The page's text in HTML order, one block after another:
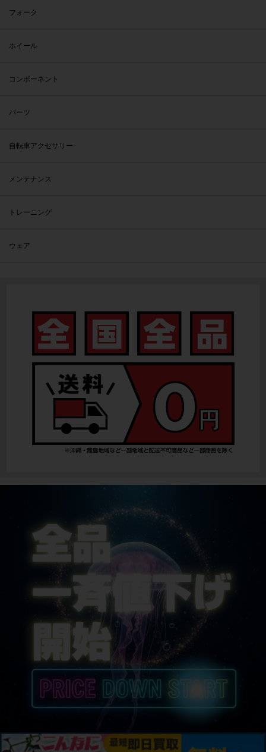
フォーク
ホイール
コンポーネント
パーツ
自転車アクセサリー
メンテナンス
トレーニング
ウェア